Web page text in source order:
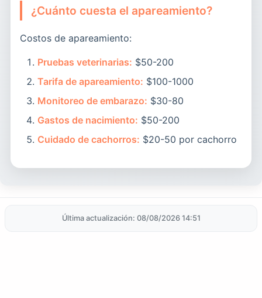
¿Cuánto cuesta el apareamiento?
Costos de apareamiento:
Pruebas veterinarias: $50-200
Tarifa de apareamiento: $100-1000
Monitoreo de embarazo: $30-80
Gastos de nacimiento: $50-200
Cuidado de cachorros: $20-50 por cachorro
Última actualización: 08/08/2026 14:51